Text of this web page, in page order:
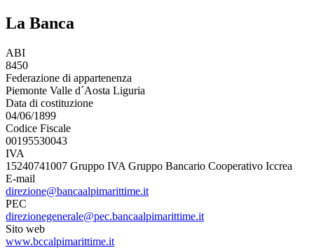
La Banca
ABI
8450
Federazione di appartenenza
Piemonte Valle d´Aosta Liguria
Data di costituzione
04/06/1899
Codice Fiscale
00195530043
IVA
15240741007 Gruppo IVA Gruppo Bancario Cooperativo Iccrea
E-mail
direzione@bancaalpimarittime.it
PEC
direzionegenerale@pec.bancaalpimarittime.it
Sito web
www.bccalpimarittime.it